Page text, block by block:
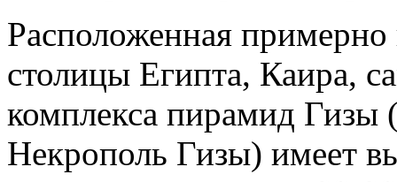
Расположенная
столицы Египта, Каира,
комплекса пирамид Гизы
Некрополь Гизы) имеет